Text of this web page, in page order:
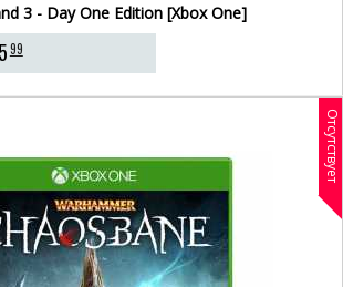
3 - Day One Edition [Xbox One]
99
Отсутствует